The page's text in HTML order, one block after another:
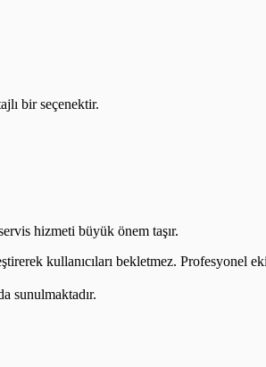
bir seçenektir.
hizmeti büyük önem taşır.
kullanıcıları bekletmez. Profesyonel
sunulmaktadır.